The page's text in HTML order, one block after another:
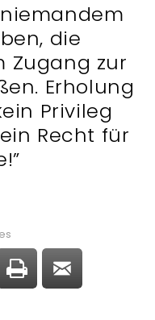
die
Zugang zur
Erholung
Privileg
Recht für